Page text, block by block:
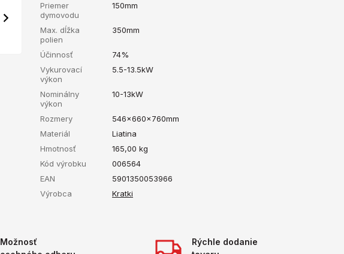
Priemer
dymovodu
150mm
Max. dĺžka
polien
350mm
Účinnosť
74%
Vykurovací
výkon
5.5-13.5kW
Nominálny
výkon
10-13kW
Rozmery
546x660x760mm
Materiál
Liatina
Hmotnosť
165,00 kg
Kód výrobku
006564
EAN
5901350053966
Výrobca
Kratki
Možnosť
Rýchle dodanie